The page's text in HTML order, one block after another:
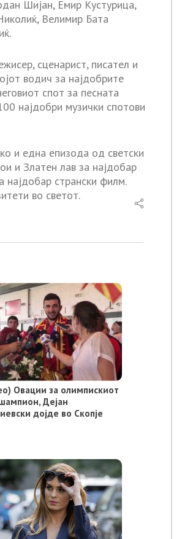
Шијан, Емир Кустурица,
Велимир Бата
сценарист, писател и
водич за најдобрите
спот за песната
најдобри музички спотови
и една епизода од светски
и Златен лав за најдобар
најдобар странски филм.
во светот.
Овации за олимпискиот
Дејан
дојде во Скопје